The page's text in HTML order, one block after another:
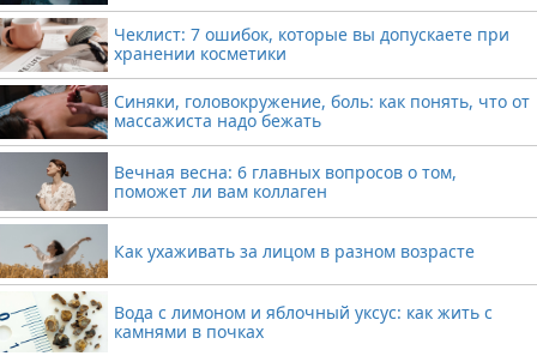
Чеклист: 7 ошибок, которые вы допускаете при
хранении косметики
Синяки, головокружение, боль: как понять, что от
массажиста надо бежать
Вечная весна: 6 главных вопросов о том,
поможет ли вам коллаген
Как ухаживать за лицом в разном возрасте
Вода с лимоном и яблочный уксус: как жить с
камнями в почках